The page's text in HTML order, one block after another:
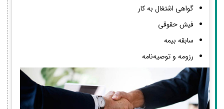
گواهی اشتغال به کار
فیش حقوقی
سابقه بیمه
رزومه و توصیه‌نامه